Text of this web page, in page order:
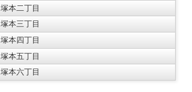
塚本二丁目
塚本三丁目
塚本四丁目
塚本五丁目
塚本六丁目